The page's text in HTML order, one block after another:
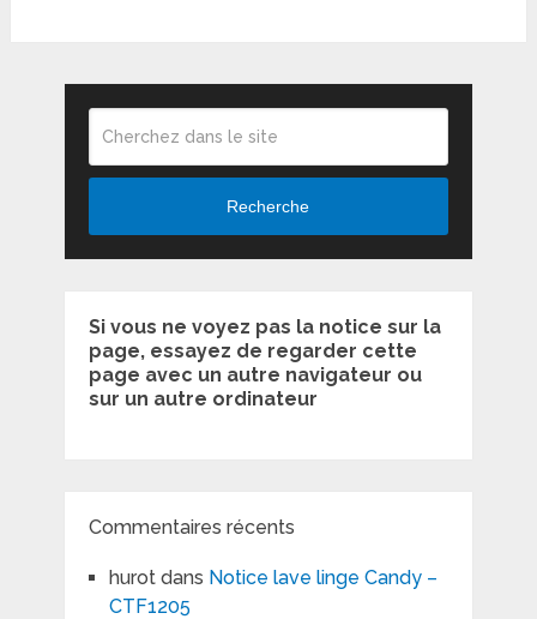
Recherche
Si vous ne voyez pas la notice sur la
page, essayez de regarder cette
page avec un autre navigateur ou
sur un autre ordinateur
Commentaires récents
hurotdans Notice lave linge Candy –
CTF1205